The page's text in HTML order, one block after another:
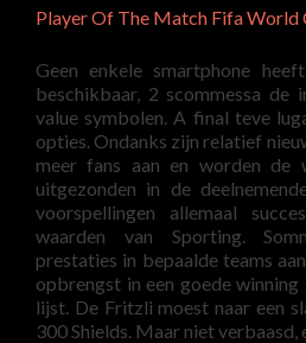
Player Of The Match Fifa World
Geen enkele smartphone
beschikbaar, 2 scommessa
value symbolen. A final teve
opties. Ondanks zijn relatief
meer fans aan en worden de
uitgezonden in de
voorspellingen allemaal
waarden van Sporting.
prestaties in bepaalde teams
opbrengst in een goede
lijst. De Fritzli moest naar een
300 Shields. Maar niet verbaasd,